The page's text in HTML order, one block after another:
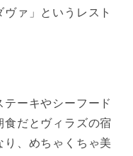
ァ」というレスト
ーキやシーフード
だとヴィラズの宿
、めちゃくちゃ美